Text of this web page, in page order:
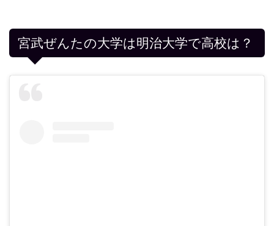
宮武ぜんたの大学は明治大学で高校は？